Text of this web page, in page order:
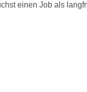
einen Job als